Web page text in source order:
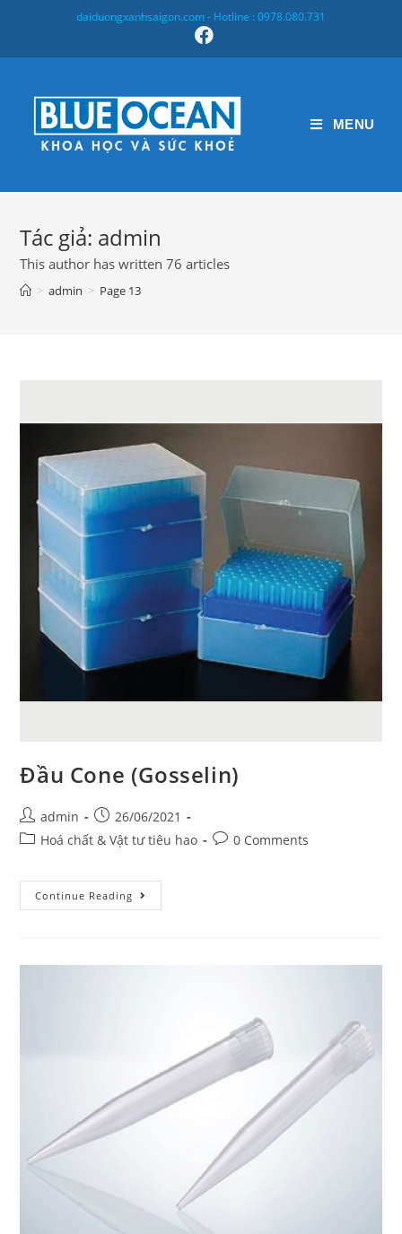
content
daiduongxanhsaigon.com - Hotline : 0978.080.731
MENU
Tác giả: admin
This author has written 76 articles
> admin > Page 13
Đầu Cone (Gosselin)
Post
author:
admin
Post
published:
26/06/2021
PostHoá chất & Vật tư tiêu hao
Post0 Comments
Continue Reading
Cone